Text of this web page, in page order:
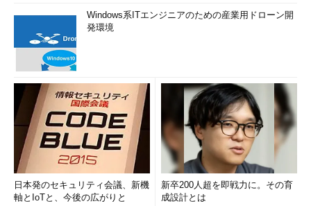
ベースのVDI環境”になります（画面6）。
画面6Amazon WorkSpacesは、Windows Server 2008 R
2のRDSでWindows 7エクスペリエンスを提供するもの。Wi
Windows系ITエンジニアのための産業用ドローン開
発環境
日本発のセキュリティ会議、新機
軸とIoTと、今後の広がりと
新卒200人超を即戦力に。その育
成設計とは